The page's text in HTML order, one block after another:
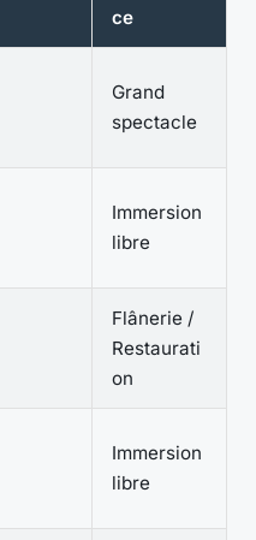
ce
Grand
spectacle
Immersion
libre
Flânerie /
Restaurati
on
Immersion
libre